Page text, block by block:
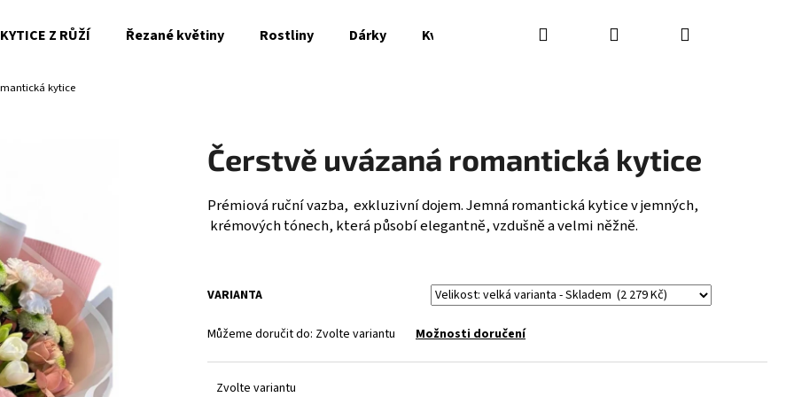
KYTICE Z RŮŽÍ Řezané květiny Rostliny Dárky Květináče, vázy Hledat PřihlášeníNákupní
kytice
Čerstvě uvázaná romantická kytice
Prémiová ruční vazba, exkluzivní dojem. Jemná romantická kytice v jemných,
krémových tónech, která působí elegantně, vzdušně a velmi něžně.
VARIANTA
Můžeme doručit do: Zvolte variantu Možnosti doručení
Zvolte variantu
Co potřebujete najít?
HLEDAT
Doporučujeme